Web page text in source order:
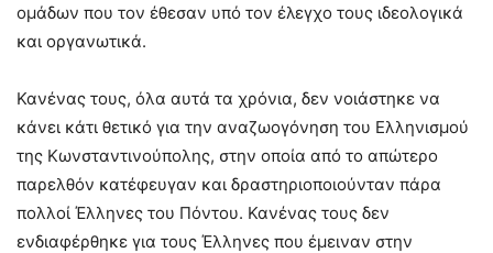
ομάδων που τον έθεσαν υπό τον έλεγχο τους ιδεολογικά
και οργανωτικά.
Κανένας τους, όλα αυτά τα χρόνια, δεν νοιάστηκε να
κάνει κάτι θετικό για την αναζωογόνηση του Ελληνισμού
της Κωνσταντινούπολης, στην οποία από το απώτερο
παρελθόν κατέφευγαν και δραστηριοποιούνταν πάρα
πολλοί Έλληνες του Πόντου. Κανένας τους δεν
ενδιαφέρθηκε για τους Έλληνες που έμειναν στην